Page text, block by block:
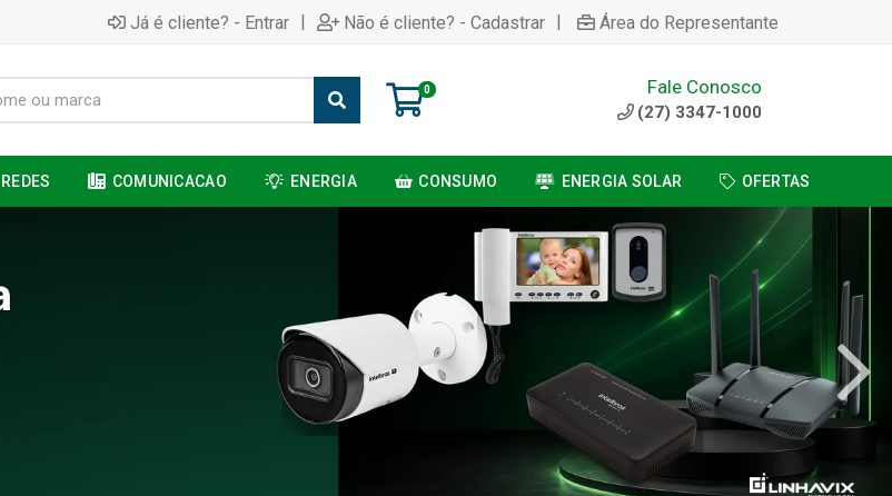
Já é cliente? - Entrar | Não é cliente? - Cadastrar | Área do Representante
0 Fale Conosco
(27) 3347-1000
REDES COMUNICACAO ENERGIA CONSUMO ENERGIA SOLAR OFERTAS